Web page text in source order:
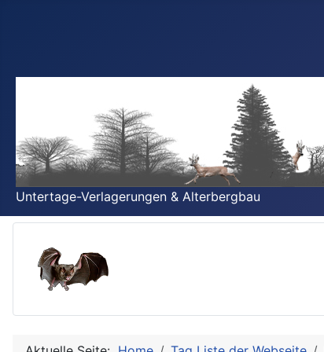
Untertage-Verlagerungen & Alterbergbau